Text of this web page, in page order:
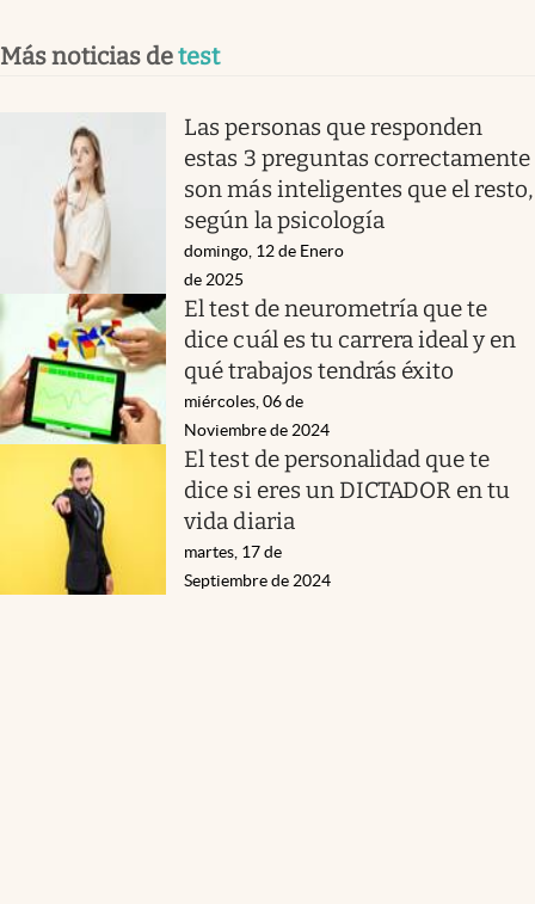
Más noticias detest
Las personas que responden
estas 3 preguntas correctamente
son más inteligentes que el resto,
según la psicología
domingo, 12 de Enero
de 2025
El test de neurometría que te
dice cuál es tu carrera ideal y en
qué trabajos tendrás éxito
miércoles, 06 de
Noviembre de 2024
El test de personalidad que te
dice si eres un DICTADOR en tu
vida diaria
martes, 17 de
Septiembre de 2024